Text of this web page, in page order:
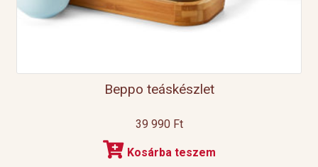
Beppo teáskészlet
39 990 Ft
Kosárba teszem